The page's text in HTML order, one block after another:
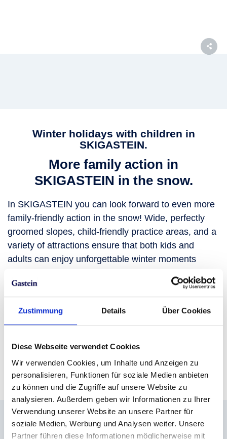
Zustimmung Details Über Cookies
Diese Webseite verwendet Cookies
Wir verwenden Cookies, um Inhalte und Anzeigen zu
personalisieren, Funktionen für soziale Medien anbieten
zu können und die Zugriffe auf unsere Website zu
analysieren. Außerdem geben wir Informationen zu Ihrer
Verwendung unserer Website an unsere Partner für
soziale Medien, Werbung und Analysen weiter. Unsere
Partner führen diese Informationen möglicherweise mit
Winter holidays with children in
SKIGASTEIN.
More family action in
SKIGASTEIN in the snow.
In SKIGASTEIN you can look forward to even more
family-friendly action in the snow! Wide, perfectly
groomed slopes, child-friendly practice areas, and a
variety of attractions ensure that both kids and
adults can enjoy unforgettable winter moments
Whether it’s the first turns in the children’s area,
exciting adventures in the snow park, or relaxed
SKIGASTEIN combines snow fun, safety, and
comfort, making your family ski holiday a truly well-
rounded experience.
Everything you need for a